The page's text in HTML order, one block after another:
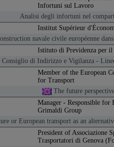
Infortuni sul Lavoro
Analisi degli infortuni nel
Institut Supérieur
navale civile européenne
Istituto di Previdenza per
Consiglio di Indirizzo e Vigilanza -
Member of the European
for Transport
The future
Manager - Responsible for
Grimaldi Group
or European transport as an
President of Associazione
Trasportatori di Genova